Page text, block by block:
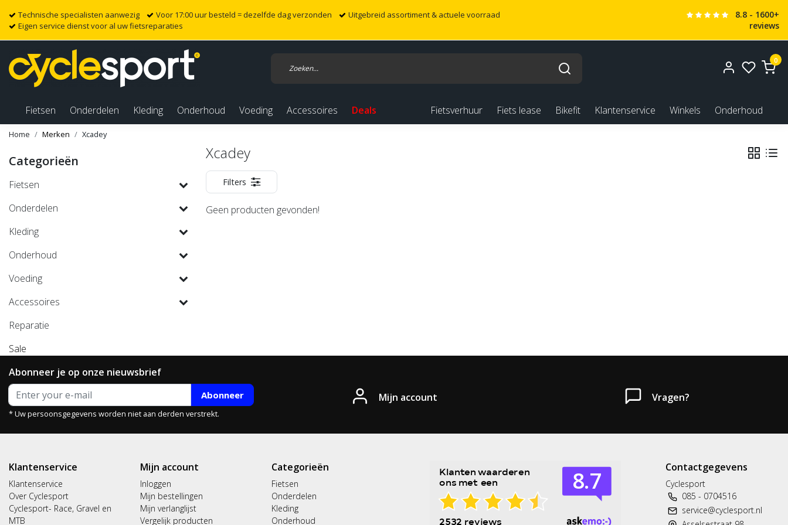
Technische specialisten aanwezig Voor 17:00 uur besteld = dezelfde dag verzonden
Uitgebreid assortiment & actuele voorraad
Eigen service dienst voor al uw fietsreparaties
8.8 - 1600+
reviews
0
Fietsen Onderdelen Kleding Onderhoud Voeding Accessoires Deals Fietsverhuur Fiets lease Bikefit Klantenservice Winkels Onderhoud
Home Merken Xcadey
Categorieën
Fietsen
Onderdelen
Kleding
Onderhoud
Voeding
Accessoires
Reparatie
Sale
Xcadey
Filters
Geen producten gevonden!
Abonneer je op onze nieuwsbrief
Abonneer
* Uw persoonsgegevens worden niet aan derden verstrekt.
Mijn account Vragen?
Klantenservice
Klantenservice
Over Cyclesport
Cyclesport- Race, Gravel en
MTB
Mijn account
Inloggen
Mijn bestellingen
Mijn verlanglijst
Vergelijk producten
Categorieën
Fietsen
Onderdelen
Kleding
Onderhoud
Contactgegevens
Cyclesport
085 - 0704516
service@cyclesport.nl